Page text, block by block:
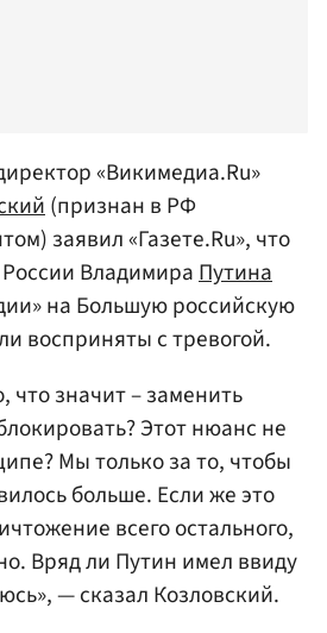
«Викимедиа.Ru»
(признан в РФ
заявил «Газете.Ru», что
ВладимираПутина
на Большую российскую
восприняты с тревогой.
что значит – заменить
Этот нюанс не
Мы только за то, чтобы
больше. Если же это
всего остального,
Вряд ли Путин имел ввиду
— сказал Козловский.